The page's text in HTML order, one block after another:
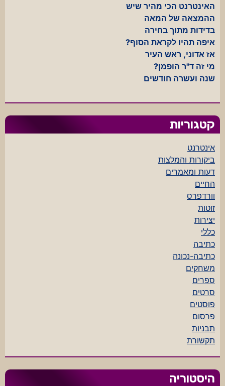
האינטרנט הכי מהיר שיש
ההמצאה של המאה
בדידות מתוך בחירה
איפה תהיו לקראת הסוף?
אז אדוני, ראש העיר
מי זה ד"ר הופמן?
שנה ועשרה חודשים
קטגוריות
אינטרנט
ביקורות והמלצות
דעות ומאמרים
החיים
וורדפרס
זוטות
יצירות
כללי
כתיבה
כתיבה-נכונה
משחקים
ספרים
סרטים
פוסטים
פרסום
תבניות
תקשורת
היסטוריה